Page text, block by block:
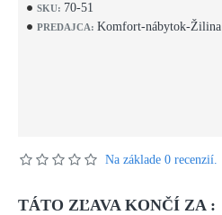
SKU: 70-51
PREDAJCA: Komfort-nábytok-Žilina
Na základe 0 recenzií.
TÁTO ZĽAVA KONČÍ ZA :